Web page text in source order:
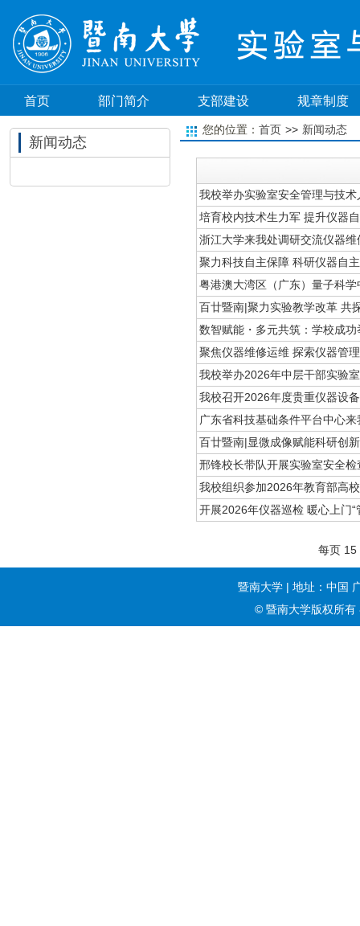
首页 部门简介 支部建设 规章制度
新闻动态
您的位置： 首页 >> 新闻动态
我校举办实验室安全管理与技
培育校内技术生力军 提升仪器
浙江大学来我处调研交流仪器
聚力科技自主保障 科研仪器自
粤港澳大湾区（广东）量子科
百廿暨南|聚力实验教学改革 共
数智赋能・多元共筑：学校成
聚焦仪器维修运维 探索仪器管
我校举办2026年中层干部实验
我校召开2026年度贵重仪器设
广东省科技基础条件平台中心
百廿暨南|显微成像赋能科研创
邢锋校长带队开展实验室安全检
我校组织参加2026年教育部高
开展2026年仪器巡检 暖心上门“
每页 15
暨南大学 | 地址：中国
© 暨南大学版权所